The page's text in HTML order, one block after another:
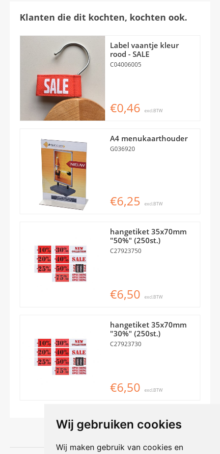
Wij gebruiken cookies
Wij maken gebruik van cookies en
Klanten die dit kochten, kochten ook.
Label vaantje kleur
rood - SALE
C04006005
€0,46 excl.BTW
A4 menukaarthouder
G036920
€6,25 excl.BTW
hangetiket 35x70mm
"50%" (250st.)
C27923750
€6,50 excl.BTW
hangetiket 35x70mm
"30%" (250st.)
C27923730
€6,50 excl.BTW